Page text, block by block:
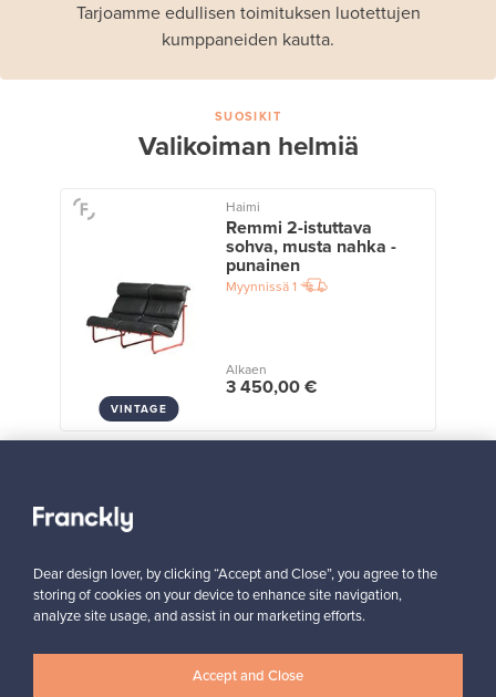
Tarjoamme edullisen toimituksen luotettujen
kumppaneiden kautta.
SUOSIKIT
Valikoiman helmiä
VINTAGE
Haimi
Remmi 2-istuttava
sohva, musta nahka -
punainen
Myynnissä1
Alkaen
3 450,00 €
Haluatko inspiroitua designista?
Tilaa uutiskirjeemme ja pysyt ajan tasalla!
Dear design lover, by clicking “Accept and Close”, you agree to the
storing of cookies on your device to enhance site navigation,
analyze site usage, and assist in our marketing efforts.
Accept and Close